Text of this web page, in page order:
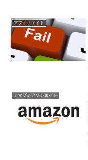
アフィリエイト
アマゾンアソシエイト